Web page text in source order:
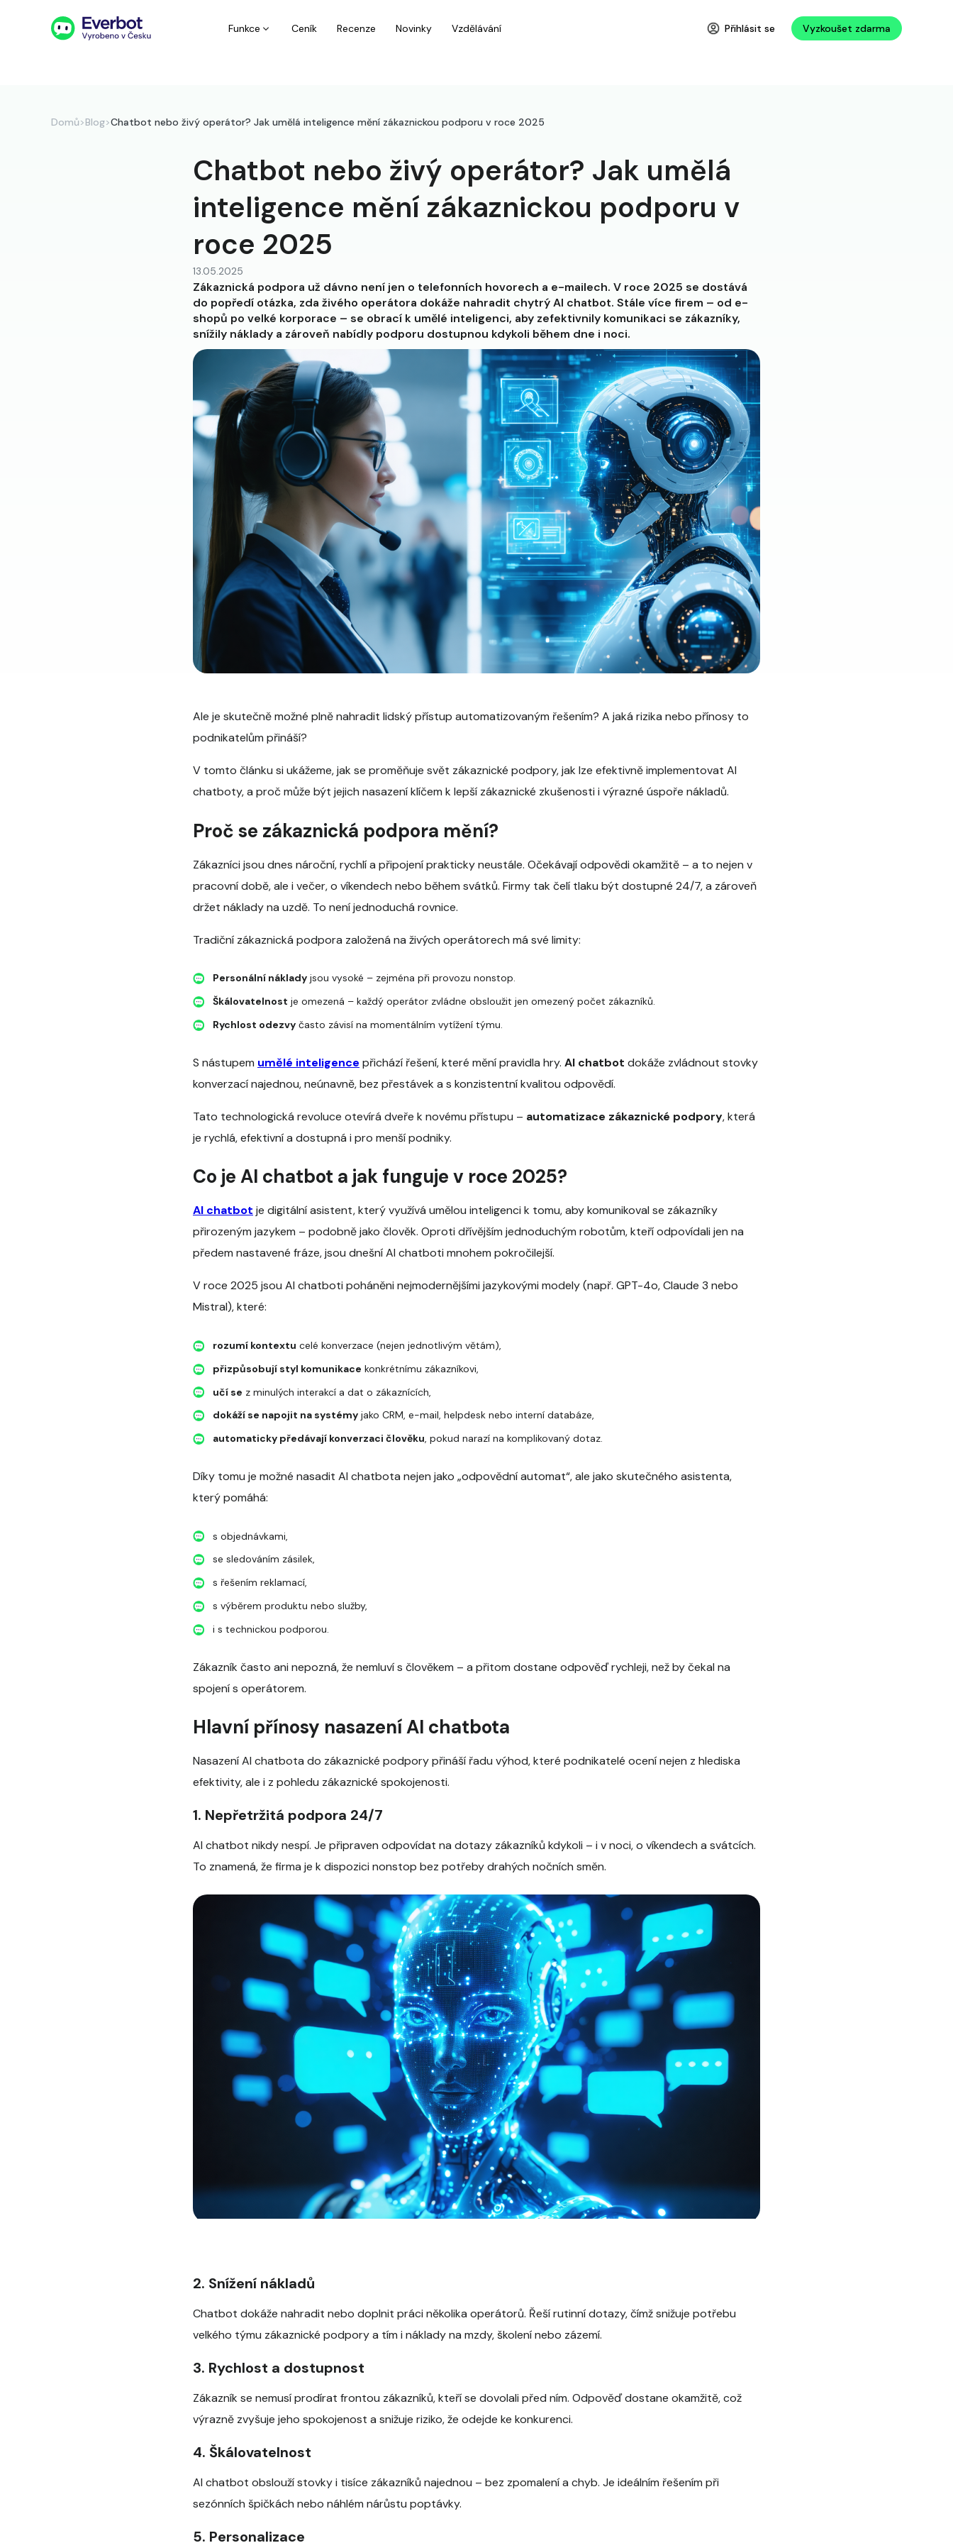
Funkce Ceník Recenze Novinky Vzdělávání Přihlásit se Vyzkoušet zdarma
Domů>Blog>Chatbot nebo živý operátor? Jak umělá inteligence mění zákaznickou podporu v roce 2025
Chatbot nebo živý operátor? Jak umělá
inteligence mění zákaznickou podporu v
roce 2025
13.05.2025
Zákaznická podpora už dávno není jen o telefonních hovorech a e-mailech. V roce 2025 se dostává
do popředí otázka, zda živého operátora dokáže nahradit chytrý AI chatbot. Stále více firem – od e-
shopů po velké korporace – se obrací k umělé inteligenci, aby zefektivnily komunikaci se zákazníky,
snížily náklady a zároveň nabídly podporu dostupnou kdykoli během dne i noci.
Ale je skutečně možné plně nahradit lidský přístup automatizovaným řešením? A jaká rizika nebo přínosy to
podnikatelům přináší?
V tomto článku si ukážeme, jak se proměňuje svět zákaznické podpory, jak lze efektivně implementovat AI
chatboty, a proč může být jejich nasazení klíčem k lepší zákaznické zkušenosti i výrazné úspoře nákladů.
Proč se zákaznická podpora mění?
Zákazníci jsou dnes nároční, rychlí a připojení prakticky neustále. Očekávají odpovědi okamžitě – a to nejen v
pracovní době, ale i večer, o víkendech nebo během svátků. Firmy tak čelí tlaku být dostupné 24/7, a zároveň
držet náklady na uzdě. To není jednoduchá rovnice.
Tradiční zákaznická podpora založená na živých operátorech má své limity:
Personální náklady jsou vysoké – zejména při provozu nonstop.
Škálovatelnost je omezená – každý operátor zvládne obsloužit jen omezený počet zákazníků.
Rychlost odezvy často závisí na momentálním vytížení týmu.
S nástupem umělé inteligence přichází řešení, které mění pravidla hry. AI chatbot dokáže zvládnout stovky
konverzací najednou, neúnavně, bez přestávek a s konzistentní kvalitou odpovědí.
Tato technologická revoluce otevírá dveře k novému přístupu – automatizace zákaznické podpory, která
je rychlá, efektivní a dostupná i pro menší podniky.
Co je AI chatbot a jak funguje v roce 2025?
AI chatbot je digitální asistent, který využívá umělou inteligenci k tomu, aby komunikoval se zákazníky
přirozeným jazykem – podobně jako člověk. Oproti dřívějším jednoduchým robotům, kteří odpovídali jen na
předem nastavené fráze, jsou dnešní AI chatboti mnohem pokročilejší.
V roce 2025 jsou AI chatboti poháněni nejmodernějšími jazykovými modely (např. GPT-4o, Claude 3 nebo
Mistral), které:
rozumí kontextu celé konverzace (nejen jednotlivým větám),
přizpůsobují styl komunikace konkrétnímu zákazníkovi,
učí se z minulých interakcí a dat o zákaznících,
dokáží se napojit na systémy jako CRM, e-mail, helpdesk nebo interní databáze,
automaticky předávají konverzaci člověku, pokud narazí na komplikovaný dotaz.
Díky tomu je možné nasadit AI chatbota nejen jako „odpovědní automat“, ale jako skutečného asistenta,
který pomáhá:
s objednávkami,
se sledováním zásilek,
s řešením reklamací,
s výběrem produktu nebo služby,
i s technickou podporou.
Zákazník často ani nepozná, že nemluví s člověkem – a přitom dostane odpověď rychleji, než by čekal na
spojení s operátorem.
Hlavní přínosy nasazení AI chatbota
Nasazení AI chatbota do zákaznické podpory přináší řadu výhod, které podnikatelé ocení nejen z hlediska
efektivity, ale i z pohledu zákaznické spokojenosti.
1. Nepřetržitá podpora 24/7
AI chatbot nikdy nespí. Je připraven odpovídat na dotazy zákazníků kdykoli – i v noci, o víkendech a svátcích.
To znamená, že firma je k dispozici nonstop bez potřeby drahých nočních směn.
2. Snížení nákladů
Chatbot dokáže nahradit nebo doplnit práci několika operátorů. Řeší rutinní dotazy, čímž snižuje potřebu
velkého týmu zákaznické podpory a tím i náklady na mzdy, školení nebo zázemí.
3. Rychlost a dostupnost
Zákazník se nemusí prodírat frontou zákazníků, kteří se dovolali před ním. Odpověď dostane okamžitě, což
výrazně zvyšuje jeho spokojenost a snižuje riziko, že odejde ke konkurenci.
4. Škálovatelnost
AI chatbot obslouží stovky i tisíce zákazníků najednou – bez zpomalení a chyb. Je ideálním řešením při
sezónních špičkách nebo náhlém nárůstu poptávky.
5. Personalizace